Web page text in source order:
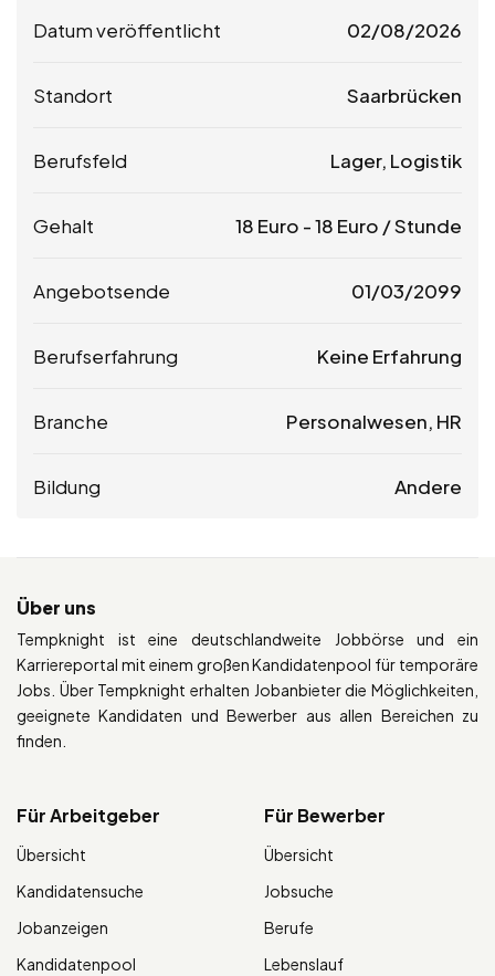
Datum veröffentlicht 02/08/2026
Standort Saarbrücken
Berufsfeld Lager, Logistik
Gehalt 18 Euro -18 Euro / Stunde
Angebotsende 01/03/2099
Berufserfahrung Keine Erfahrung
Branche Personalwesen, HR
Bildung Andere
Über uns
Tempknight ist eine deutschlandweite Jobbörse und ein
Karriereportal mit einem großen Kandidatenpool für temporäre
Jobs. Über Tempknight erhalten Jobanbieter die Möglichkeiten,
geeignete Kandidaten und Bewerber aus allen Bereichen zu
finden.
Für Arbeitgeber
Übersicht
Kandidatensuche
Jobanzeigen
Kandidatenpool
Für Bewerber
Übersicht
Jobsuche
Berufe
Lebenslauf